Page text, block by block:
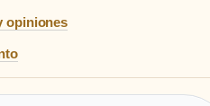
opiniones